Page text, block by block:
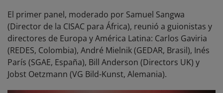
El primer panel, moderado por Samuel Sangwa
(Director de la CISAC para África), reunió a guionistas y
directores de Europa y América Latina: Carlos Gaviria
(REDES, Colombia), André Mielnik (GEDAR, Brasil), Inés
París (SGAE, España), Bill Anderson (Directors UK) y
Jobst Oetzmann (VG Bild-Kunst, Alemania).